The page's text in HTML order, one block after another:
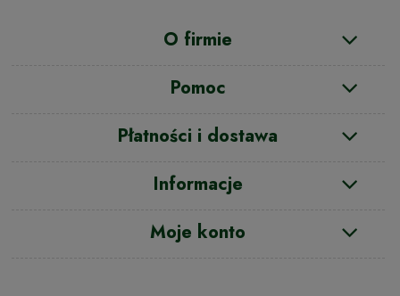
O firmie
Pomoc
Płatności i dostawa
Informacje
Moje konto